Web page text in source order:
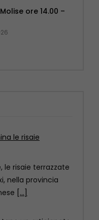
ore 14.00 –
un artigianato
Baoding, nella
cinese dello
museali